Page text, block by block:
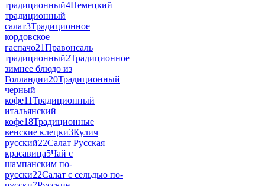
традиционный4Немецкий
традиционный
салат3Традиционное
кордовское
гаспачо21Правонсаль
традиционный2Традиционное
зимнее блюдо из
Голландии20Традиционный
черный
кофе11Традиционный
итальянский
кофе18Традиционные
венские клецки3Кулич
русский22Салат Русская
красавица5Чай с
шампанским по-
русски22Салат с сельдью по-